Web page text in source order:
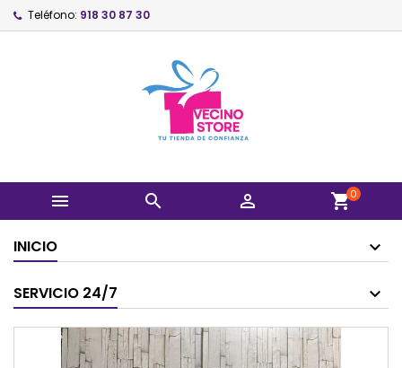
Teléfono: 918 30 87 30
   shopping_cart0
INICIO
SERVICIO 24/7